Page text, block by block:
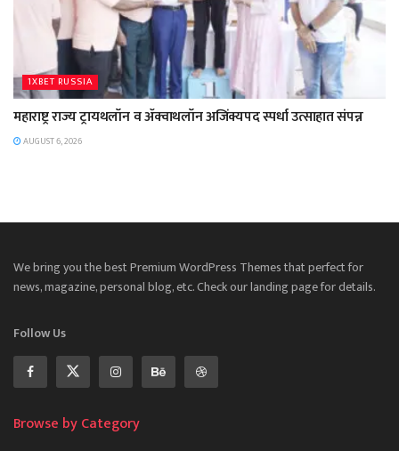
1XBET RUSSIA
महाराष्ट्र राज्य ट्रायथलॉन व ॲक्वाथलॉन अजिंक्यपद स्पर्धा उत्साहात संपन्न
AUGUST 6, 2026
We bring you the best Premium WordPress Themes that perfect for
news, magazine, personal blog, etc. Check our landing page for details.
Follow Us
Browse by Category